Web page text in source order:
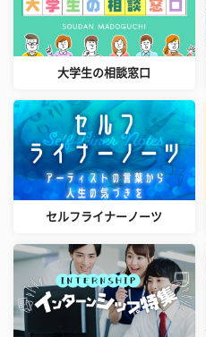
大学生の相談窓口
セルフライナーノーツ